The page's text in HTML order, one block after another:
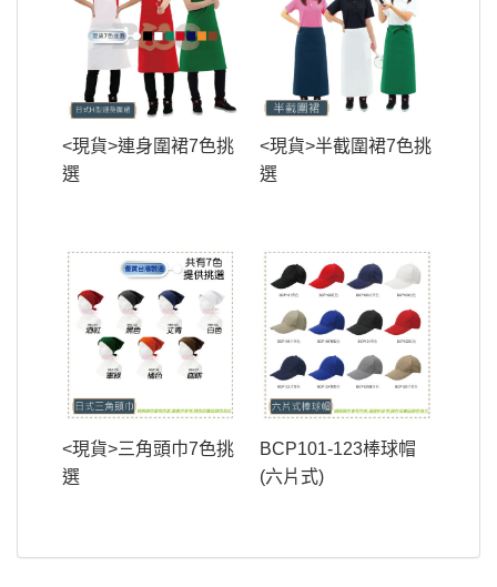
<現貨>連身圍裙7色挑
選
<現貨>半截圍裙7色挑
選
<現貨>三角頭巾7色挑
選
BCP101-123棒球帽
(六片式)